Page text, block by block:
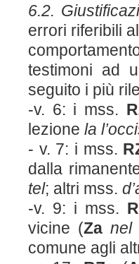
6.2.
errori riferibili
testimoni ad
seguito i più
-v. 6: i mss.
lezione la
- v. 7: i mss.
dalla
tel; altri mss.
-v. 9: i mss.
vicine (Za nel
comune agli